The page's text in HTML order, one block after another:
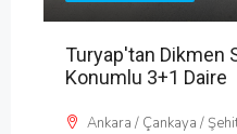
Turyap'tan Dikmen
Konumlu 3+1 Daire
Ankara / Çankaya /